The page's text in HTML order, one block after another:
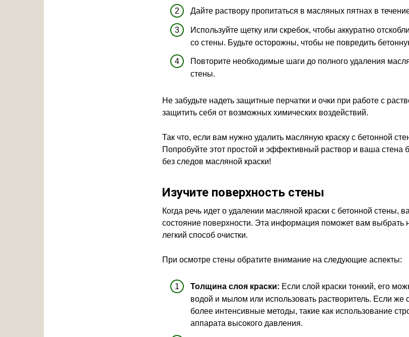
Дайте раствору пропитаться в масляных пятнах в
Используйте щетку или скребок, чтобы аккуратно
со стены. Будьте осторожны, чтобы не повредить
Повторите необходимые шаги до полного удаления
стены.
Не забудьте надеть защитные перчатки и очки при работе с
защитить себя от возможных химических воздействий.
Так что, если вам нужно удалить масляную краску с бетонной
Попробуйте этот простой и эффективный раствор и ваша стена
без следов масляной краски!
Изучите поверхность стены
Когда речь идет о удалении масляной краски с бетонной стены,
состояние поверхности. Эта информация поможет вам выбрать
легкий способ очистки.
При осмотре стены обратите внимание на следующие аспекты:
Толщина слоя краски: Если слой краски тонкий, его
водой и мылом или использовать растворитель. Если же
более интенсивные методы, такие как использование
аппарата высокого давления.